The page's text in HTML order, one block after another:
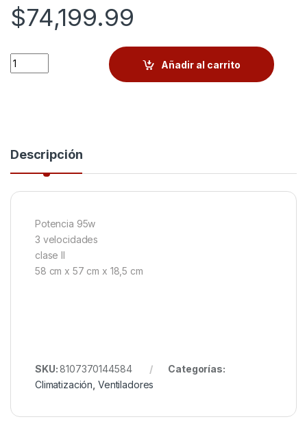
$74,199.99
Quantity
Añadir al carrito
Descripción
Potencia 95w
3 velocidades
clase II
58 cm x 57 cm x 18,5 cm
SKU:8107370144584
Categorías:
Climatización Ventiladores